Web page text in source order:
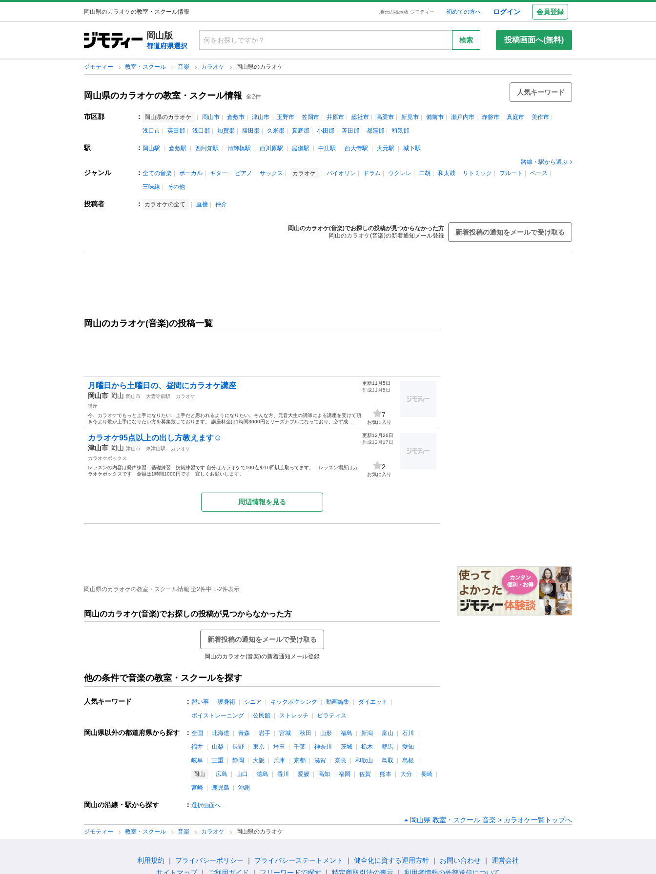
岡山県のカラオケの教室・スクール情報 地元の掲示板 ジモティー 初めての方へ ログイン 会員登録
岡山版
都道府県選択
検索 投稿画面へ(無料)
ジモティー 教室・スクール 音楽 カラオケ 岡山県のカラオケ
岡山県のカラオケの教室・スクール情報 全2件
人気キーワード
市区郡 ： 岡山県のカラオケ 岡山市 倉敷市 津山市 玉野市 笠岡市 井原市 総社市 高梁市 新見市 備前市 瀬戸内市 赤磐市 真庭市
美作市
浅口市
英田郡 浅口郡 加賀郡 勝田郡 久米郡 真庭郡 小田郡 苫田郡 都窪郡 和気郡
駅 ： 岡山駅 倉敷駅 西阿知駅 清輝橋駅 西川原駅 庭瀬駅 中庄駅 西大寺駅 大元駅
城下駅
路線・駅から選ぶ
ジャンル ： 全ての音楽 ボーカル ギター ピアノ サックス カラオケ バイオリン ドラム ウクレレ 二胡 和太鼓 リトミック フルート
ベース
三味線
その他
投稿者 ： カラオケの全て 直接 仲介
岡山のカラオケ(音楽)でお探しの投稿が見つからなかった方
岡山のカラオケ(音楽)の新着通知メール登録
新着投稿の通知をメールで受け取る
岡山のカラオケ(音楽)の投稿一覧
月曜日から土曜日の、昼間にカラオケ講座
岡山市 岡山 岡山市 大雲寺前駅
カラオケ
講座
今、カラオケでもっと上手になりたい、上手だと思われるようになりたい。そんな方、元音大生の講師による講座を受けて頂
き今より歌が上手になりたい方を募集致しております。 講座料金は1時間3000円とリーズナブルになっており、必ず成...
更新11月5日
作成11月5日
7
お気に入り
カラオケ95点以上の出し方教えます☺️
津山市 岡山 津山市 東津山駅
カラオケ
カラオケボックス
レッスンの内容は発声練習 基礎練習 技術練習です 自分はカラオケで100点を10回以上取ってます。 レッスン場所はカ
ラオケボックスです 金額は1時間1000円です 宜しくお願いします。
更新12月26日
作成12月17日
2
お気に入り
周辺情報を見る
岡山県のカラオケの教室・スクール情報 全2件中 1-2件表示
岡山のカラオケ(音楽)でお探しの投稿が見つからなかった方
新着投稿の通知をメールで受け取る
岡山のカラオケ(音楽)の新着通知メール登録
他の条件で音楽の教室・スクールを探す
人気キーワード ： 習い事 護身術 シニア キックボクシング 動画編集
ダイエット
ボイストレーニング
公民館 ストレッチ ピラティス
岡山県以外の都道府県から探す ： 全国 北海道 青森 岩手 宮城 秋田 山形 福島 新潟 富山
石川
福井
山梨 長野 東京 埼玉 千葉 神奈川 茨城 栃木 群馬
愛知
岐阜
三重 静岡 大阪 兵庫 京都 滋賀 奈良 和歌山 鳥取
島根
岡山
広島 山口 徳島 香川 愛媛 高知 福岡 佐賀 熊本 大分
長崎
宮崎
鹿児島 沖縄
岡山の沿線・駅から探す ： 選択画面へ
岡山県 教室・スクール 音楽 > カラオケ一覧トップへ
ジモティー 教室・スクール 音楽 カラオケ 岡山県のカラオケ
利用規約 プライバシーポリシー プライバシーステートメント 健全化に資する運用方針 お問い合わせ
運営会社